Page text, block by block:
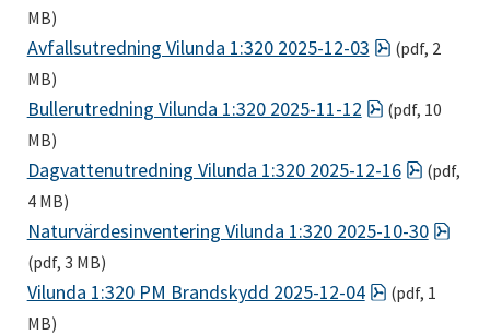
MB)
Avfallsutredning Vilunda 1:320 2025-12-03 pdf, 2 MB.
(pdf, 2
MB)
Bullerutredning Vilunda 1:320 2025-11-12 pdf, 10 MB.
(pdf, 10
MB)
Dagvattenutredning Vilunda 1:320 2025-12-16 pdf, 4
(pdf,
4 MB)
Naturvärdesinventering Vilunda 1:320 2025-10-30 pdf,
(pdf, 3 MB)
Vilunda 1:320 PM Brandskydd 2025-12-04 pdf, 1 MB.
(pdf, 1
MB)